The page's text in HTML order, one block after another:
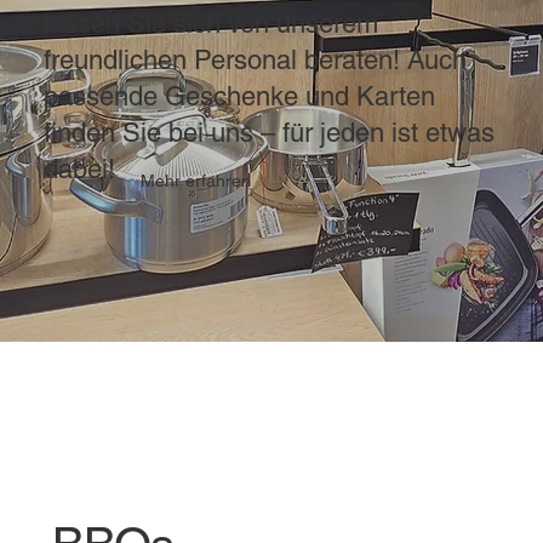
lassen Sie sich von unserem
freundlichen Personal beraten! Auch
passende Geschenke und Karten
finden Sie bei uns – für jeden ist etwas
dabei!
Mehr erfahren